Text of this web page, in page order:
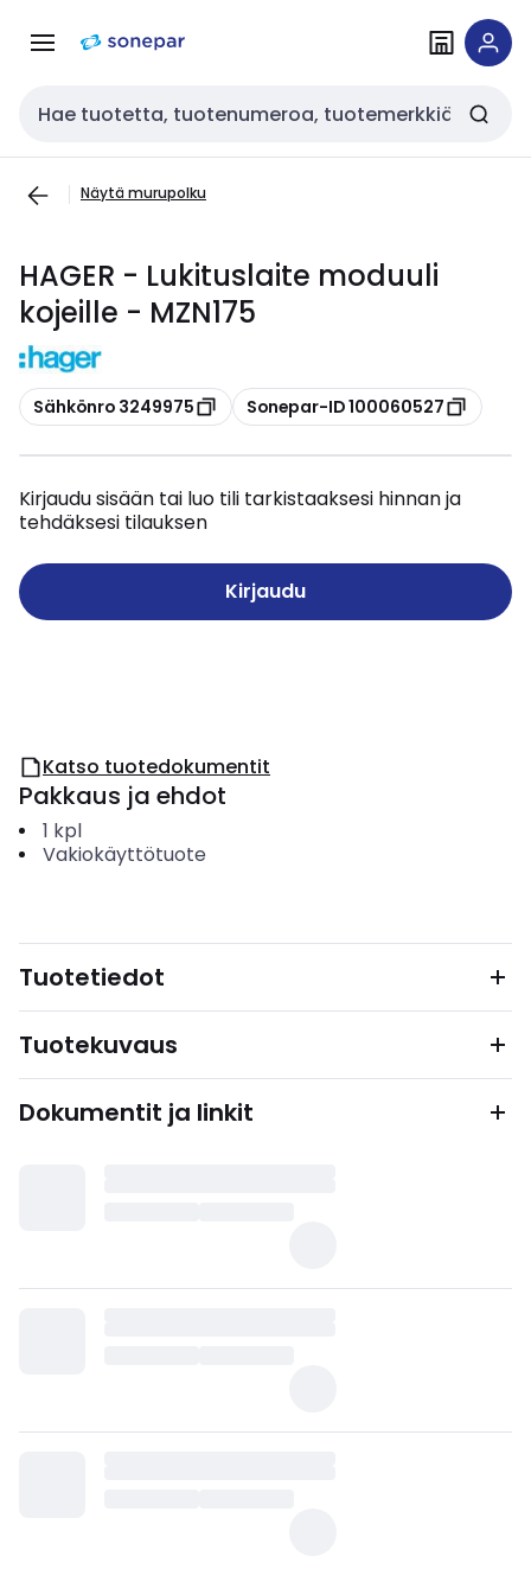
navigointiinsisältöön
Haku
Näytä murupolku
HAGER - Lukituslaite moduuli
kojeille - MZN175
Kopioi
Sähkönro 3249975 Kopioi
Sonepar-ID 100060527
Kirjaudu sisään tai luo tili tarkistaaksesi hinnan ja
tehdäksesi tilauksen
Kirjaudu
Katso tuotedokumentit
Pakkaus ja ehdot
1 kpl
Vakiokäyttötuote
Tuotetiedot
Tuotekuvaus
Dokumentit ja linkit